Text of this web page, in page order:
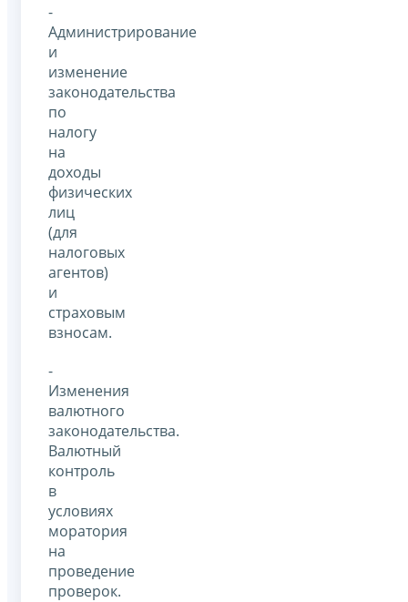
-
Администрирование
и
изменение
законодательства
по
налогу
на
доходы
физических
лиц
(для
налоговых
агентов)
и
страховым
взносам.
-
Изменения
валютного
законодательства.
Валютный
контроль
в
условиях
моратория
на
проведение
проверок.